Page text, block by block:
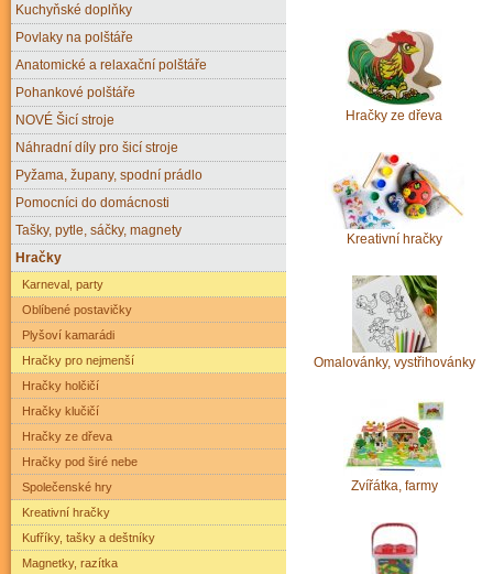
Hračky ze dřeva
Kreativní hračky
Omalovánky, vystřihovánky
Zvířátka, farmy
Kuchyňské doplňky
Povlaky na polštáře
Anatomické a relaxační polštáře
Pohankové polštáře
NOVÉ Šicí stroje
Náhradní díly pro šicí stroje
Pyžama, župany, spodní prádlo
Pomocníci do domácnosti
Tašky, pytle, sáčky, magnety
Hračky
Karneval, party
Oblíbené postavičky
Plyšoví kamarádi
Hračky pro nejmenší
Hračky holčičí
Hračky klučičí
Hračky ze dřeva
Hračky pod širé nebe
Společenské hry
Kreativní hračky
Kufříky, tašky a deštníky
Magnetky, razítka